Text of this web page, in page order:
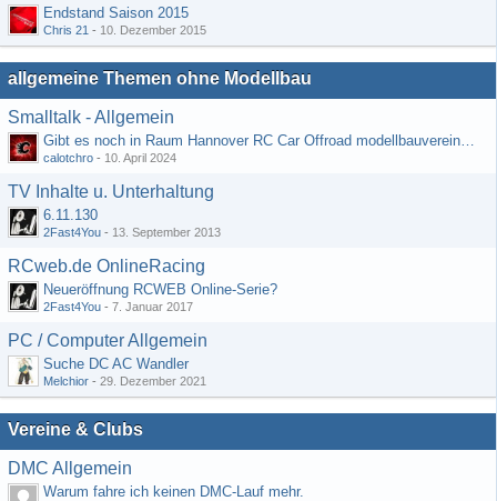
Endstand Saison 2015
Chris 21 - 10. Dezember 2015
allgemeine Themen ohne Modellbau
Smalltalk - Allgemein
Gibt es noch in Raum Hannover RC Car Offroad modellbauvereine, habe selbst schon gegoogelt aber erfolglos
calotchro - 10. April 2024
TV Inhalte u. Unterhaltung
6.11.130
2Fast4You - 13. September 2013
RCweb.de OnlineRacing
Neueröffnung RCWEB Online-Serie?
2Fast4You - 7. Januar 2017
PC / Computer Allgemein
Suche DC AC Wandler
Melchior - 29. Dezember 2021
Vereine & Clubs
DMC Allgemein
Warum fahre ich keinen DMC-Lauf mehr.